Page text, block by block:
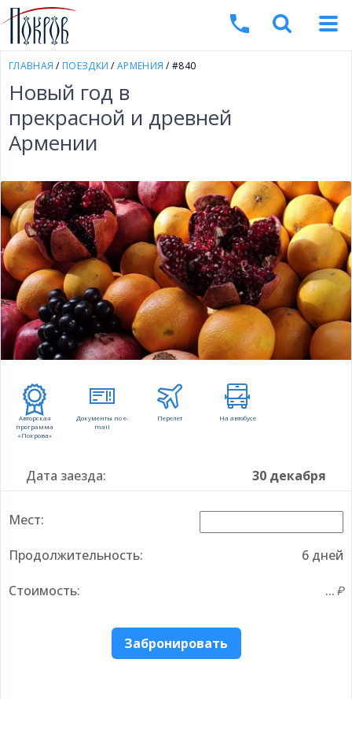
ГЛАВНАЯ / ПОЕЗДКИ /АРМЕНИЯ / #840
Новый год в
прекрасной и древней
Армении
Авторская
программа
«Покрова»
Документы по e-
mail
Перелет На автобусе
Дата заезда: 30 декабря
Мест:
Продолжительность: 6 дней
Стоимость: ...
Забронировать